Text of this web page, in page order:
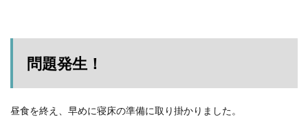
問題発生！
昼食を終え、早めに寝床の準備に取り掛かりました。